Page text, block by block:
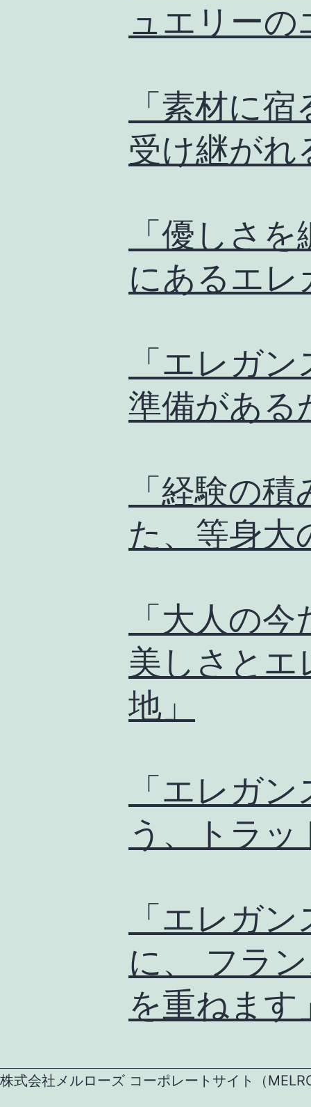
ュエリー
「素材に
受け継がれ
「優しさ
にあるエレ
「エレガ
準備がある
「経験の
た、等身大
「大人の
美しさとエ
地」
「エレガ
う、トラ
「エレガ
に、 フラ
を重ねます
株式会社メルローズ コーポレートサイト（